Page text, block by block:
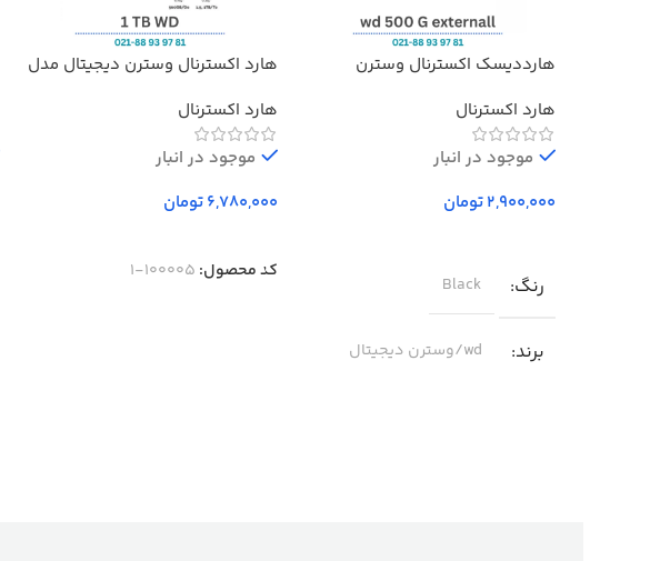
هارددیسک اکسترنال وسترن
Elements External Hard Drive –
500GB
هارد اکسترنال
موجود در انبار
تومان
رنگ Black
برند wd/وسترن دیجیتال
هارد اکسترنال وسترن دیجیتال مدل
هارد اکسترنال
موجود در انبار
تومان
کد محصول: 100005-1